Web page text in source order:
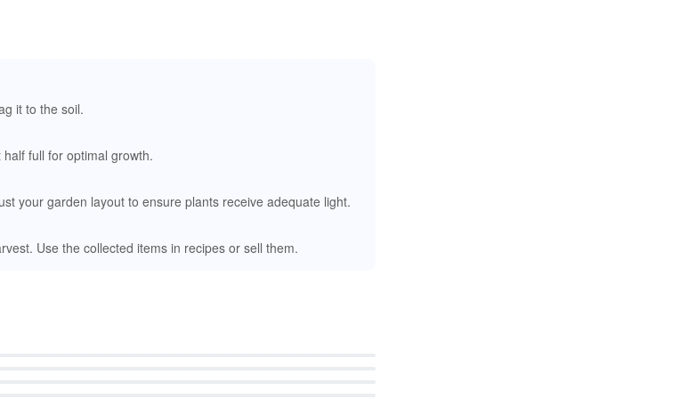
it to the soil.
full for optimal growth.
your garden layout to ensure plants receive adequate light.
Use the collected items in recipes or sell them.